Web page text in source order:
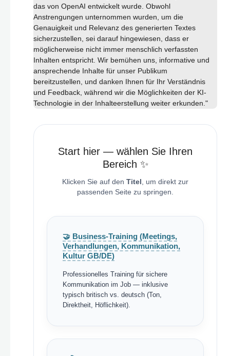
das von OpenAI entwickelt wurde. Obwohl
Anstrengungen unternommen wurden, um die
Genauigkeit und Relevanz des generierten Textes
sicherzustellen, sei darauf hingewiesen, dass er
möglicherweise nicht immer menschlich verfassten
Inhalten entspricht. Wir bemühen uns, informative und
ansprechende Inhalte für unser Publikum
bereitzustellen, und danken Ihnen für Ihr Verständnis
und Feedback, während wir die Möglichkeiten der KI-
Technologie in der Inhalteerstellung weiter erkunden."
Start hier — wählen Sie Ihren
Bereich ✨
Klicken Sie auf den Titel , um direkt zur
passenden Seite zu springen.
🤝 Business-Training (Meetings,
Verhandlungen, Kommunikation,
Kultur GB/DE)
Professionelles Training für sichere
Kommunikation im Job — inklusive
typisch britisch vs. deutsch (Ton,
Direktheit, Höflichkeit).